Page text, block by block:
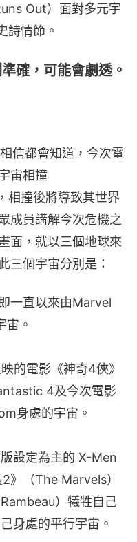
Out）面對多元宇
詩情節。
確，可能會劇透。
信都會知道，今次電
宙相撞
相撞後將導致其世界
成員講解今次危機之
面，就以三個地球來
三個宇宙分別是：
一直以來由Marvel
宙。
的電影《神奇4俠》
4及今次電影
身處的宇宙。
設定為主的 X-Men
》（The Marvels）
）犧牲自己
身處的平行宇宙。